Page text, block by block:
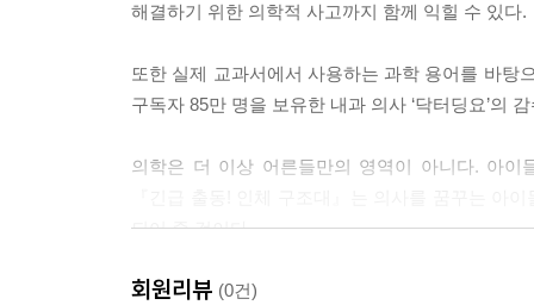
해결하기 위한 의학적 사고까지 함께 익힐 수 있다.
또한 실제 교과서에서 사용하는 과학 용어를 바탕
구독자 85만 명을 보유한 내과 의사 ‘닥터딩요’의
의학은 더 이상 어른들만의 영역이 아니다. 아
되어 줄 것이다.
회원리뷰 (0건)